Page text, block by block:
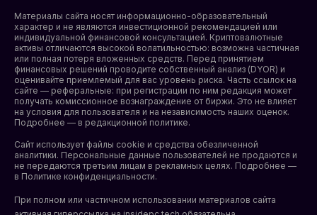
Материалы сайта носят информационно-образовательный
характер и не являются инвестиционной рекомендацией или
индивидуальной финансовой консультацией. Криптовалютные
активы отличаются высокой волатильностью: возможна частичная
или полная потеря вложенных средств. Перед принятием
финансовых решений проводите собственный анализ (DYOR) и
оценивайте приемлемый для вас уровень риска. Часть ссылок на
сайте — реферальные: при регистрации по ним редакция может
получать комиссионное вознаграждение от биржи. Это не влияет
на условия для пользователя и на независимость наших оценок.
Подробнее — в редакционной политике.
Сайт использует файлы cookie и средства обезличенной
аналитики. Персональные данные пользователей не продаются и
не передаются третьим лицам в рекламных целях. Подробнее —
в Политике конфиденциальности.
При полном или частичном использовании материалов сайта